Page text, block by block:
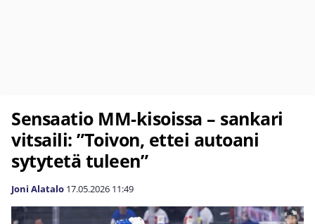
Sensaatio MM-kisoissa – sankari
vitsaili: ”Toivon, ettei autoani
sytytetä tuleen”
Joni Alatalo 17.05.2026 11:49